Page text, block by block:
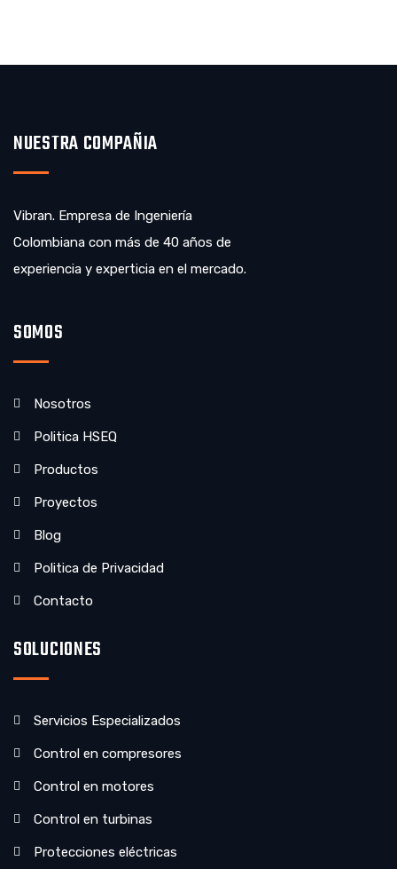
NUESTRA COMPAÑIA
Vibran. Empresa de Ingeniería
Colombiana con más de 40 años de
experiencia y experticia en el mercado.
SOMOS
Nosotros
Politica HSEQ
Productos
Proyectos
Blog
Politica de Privacidad
Contacto
SOLUCIONES
Servicios Especializados
Control en compresores
Control en motores
Control en turbinas
Protecciones eléctricas